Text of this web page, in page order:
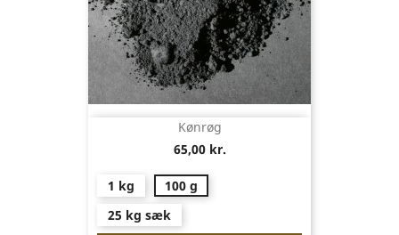
Kønrøg
65,00 kr.
1 kg
100 g
25 kg sæk